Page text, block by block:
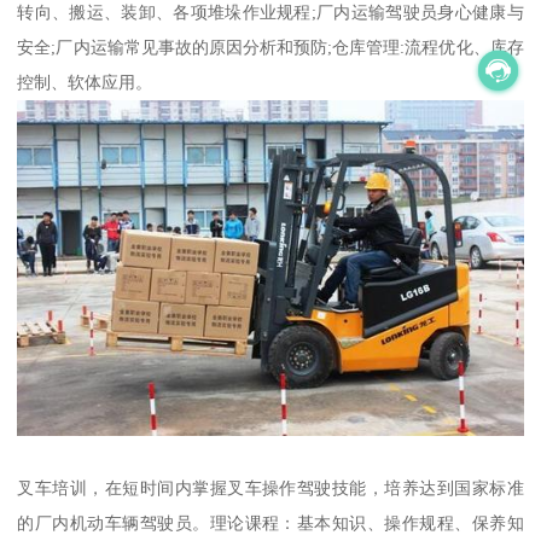
转向、搬运、装卸、各项堆垛作业规程;厂内运输驾驶员身心健康与
安全;厂内运输常见事故的原因分析和预防;仓库管理:流程优化、库存
控制、软体应用。
叉车培训，在短时间内掌握叉车操作驾驶技能，培养达到国家标准
的厂内机动车辆驾驶员。理论课程：基本知识、操作规程、保养知